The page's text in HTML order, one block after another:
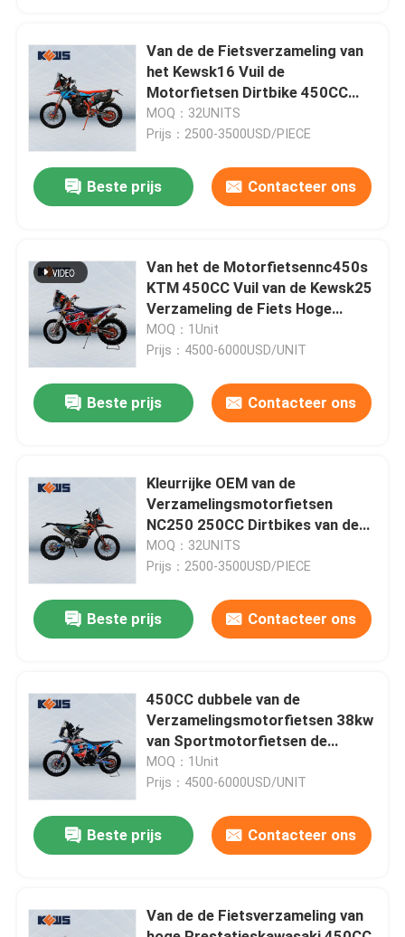
Huis
Ongeveer ons
Fabrieksreis
Kwaliteitscontrole
Contacteer ons
bloggen
4 de Motorfietsen van slagenduro
Verzamelingsmotorfietsen
Van de de Fietsverzameling van
het Kewsk16 Vuil de
Motorfietsen Dirtbike 450CC
30kw met Carburator of
Brandstofinjectie
MOQ：32UNITS
Prijs：2500-3500USD/PIECE
Beste prijs Contacteer ons
Van het de Motorfietsennc450s
KTM 450CC Vuil van de Kewsk25
Verzameling de Fiets Hoge
Hefboom met Lithiumcel
MOQ：1Unit
Prijs：4500-6000USD/UNIT
Beste prijs Contacteer ons
Kleurrijke OEM van de
Verzamelingsmotorfietsen
NC250 250CC Dirtbikes van de
Motocrossfiets
MOQ：32UNITS
Prijs：2500-3500USD/PIECE
Beste prijs Contacteer ons
450CC dubbele van de
Verzamelingsmotorfietsen 38kw
van Sportmotorfietsen de
Machtsmotor met zowel
Carburator als Efi Two Options
MOQ：1Unit
Prijs：4500-6000USD/UNIT
Beste prijs Contacteer ons
Van de de Fietsverzameling van